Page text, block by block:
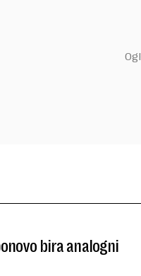
bira analogni